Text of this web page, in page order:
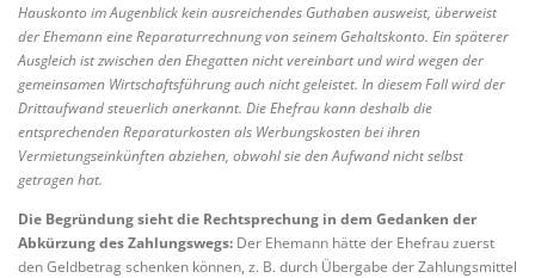
Hauskonto im Augenblick kein ausreichendes Guthaben ausweist, überweist
der Ehemann eine Reparaturrechnung von seinem Gehaltskonto. Ein späterer
Ausgleich ist zwischen den Ehegatten nicht vereinbart und wird wegen der
gemeinsamen Wirtschaftsführung auch nicht geleistet. In diesem Fall wird der
Drittaufwand steuerlich anerkannt. Die Ehefrau kann deshalb die
entsprechenden Reparaturkosten als Werbungskosten bei ihren
Vermietungseinkünften abziehen, obwohl sie den Aufwand nicht selbst
getragen hat.
Die Begründung sieht die Rechtsprechung in dem Gedanken der
Abkürzung des Zahlungswegs: Der Ehemann hätte der Ehefrau zuerst
den Geldbetrag schenken können, z. B. durch Übergabe der Zahlungsmittel